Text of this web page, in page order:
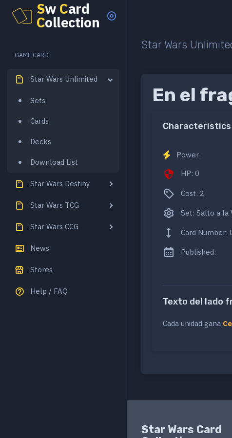
Sw Card
Collection
GAME CARD
Star Wars Unlimited
Sets
Cards
Decks
Download List
Star Wars Destiny
Star Wars TCG
Star Wars CCG
News
Stores
Help / FAQ
Star Wars
En el
Characteristics
Power:
HP: 0
Cost: 2
Set: Salto a la
Card Number:
Published:
Texto del lado
Cada unidad gana
Star Wars Card